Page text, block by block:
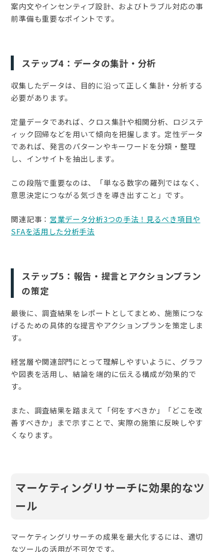
案内文やインセンティブ設計、およびトラブル対応の事
前準備も重要なポイントです。
ステップ4：データの集計・分析
収集したデータは、目的に沿って正しく集計・分析する
必要があります。
定量データであれば、クロス集計や相関分析、ロジステ
ィック回帰などを用いて傾向を把握します。定性データ
であれば、発言のパターンやキーワードを分類・整理
し、インサイトを抽出します。
この段階で重要なのは、「単なる数字の羅列ではなく、
意思決定につながる気づきを導き出すこと」です。
関連記事： 営業データ分析3つの手法！見るべき項目や
SFAを活用した分析手法
ステップ5：報告・提言とアクションプラン
の策定
最後に、調査結果をレポートとしてまとめ、施策につな
げるための具体的な提言やアクションプランを策定しま
す。
経営層や関連部門にとって理解しやすいように、グラフ
や図表を活用し、結論を端的に伝える構成が効果的で
す。
また、調査結果を踏まえて「何をすべきか」「どこを改
善すべきか」まで示すことで、実際の施策に反映しやす
くなります。
マーケティングリサーチに効果的なツ
ール
マーケティングリサーチの成果を最大化するには、適切
なツールの活用が不可欠です。